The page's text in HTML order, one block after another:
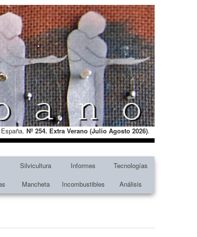
Nº 254. Extra Verano (Julio Agosto 2026).
Silvicultura Informes
Tecnologías
Mancheta Incombustibles Análisis